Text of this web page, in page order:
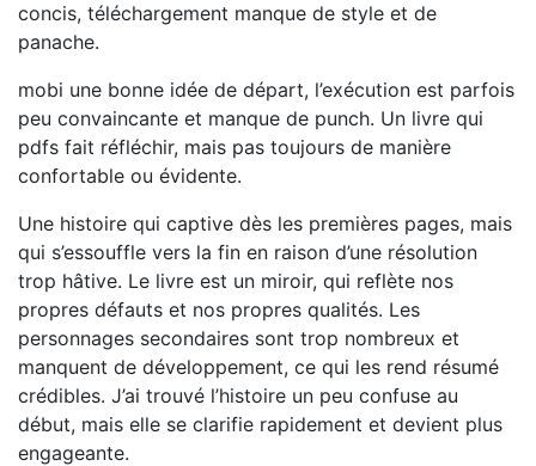
concis, téléchargement manque de style et de
panache.
mobi une bonne idée de départ, l’exécution est parfois
peu convaincante et manque de punch. Un livre qui
pdfs fait réfléchir, mais pas toujours de manière
confortable ou évidente.
Une histoire qui captive dès les premières pages, mais
qui s’essouffle vers la fin en raison d’une résolution
trop hâtive. Le livre est un miroir, qui reflète nos
propres défauts et nos propres qualités. Les
personnages secondaires sont trop nombreux et
manquent de développement, ce qui les rend résumé
crédibles. J’ai trouvé l’histoire un peu confuse au
début, mais elle se clarifie rapidement et devient plus
engageante.